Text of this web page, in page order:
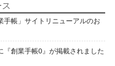
手帳」サイトリニューアルのお
『創業手帳0』が掲載されました